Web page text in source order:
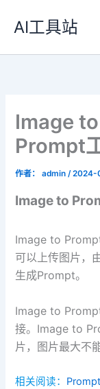
容
AI工具站
Image
Prompt
作者： admin/2024-
Image to
Image to
可以上传图片，
生成Prompt。
Image to
接。Image to
片，图片最大不
相关阅读：